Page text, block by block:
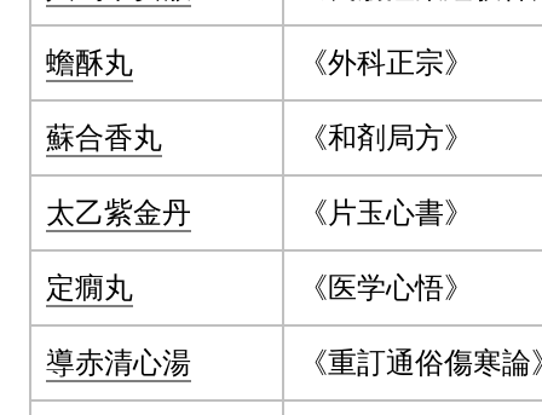
蟾酥丸 《外科正宗》
蘇合香丸 《和剤局方》
太乙紫金丹 《片玉心書》
定癇丸 《医学心悟》
導赤清心湯 《重訂通俗傷寒論